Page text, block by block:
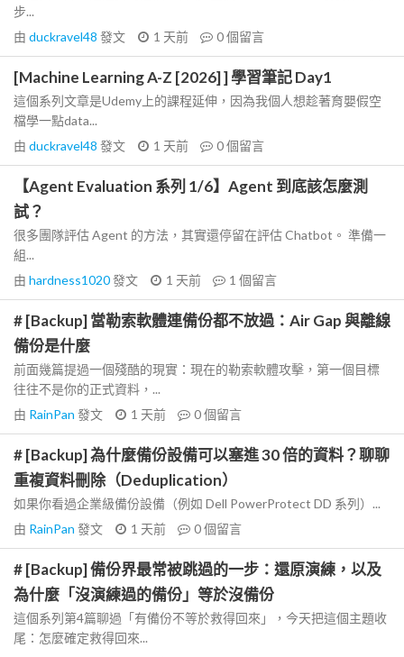
步...
由 duckravel48 發文 1 天前 0個留言
[Machine Learning A-Z [2026] ] 學習筆記 Day1
這個系列文章是Udemy上的課程延伸，因為我個人想趁著育嬰假空
檔學一點data...
由 duckravel48 發文 1 天前 0個留言
【Agent Evaluation 系列 1/6】Agent 到底該怎麼測
試？
很多團隊評估 Agent 的方法，其實還停留在評估 Chatbot。 準備一
組...
由 hardness1020發文 1 天前 1 個留言
# [Backup] 當勒索軟體連備份都不放過：Air Gap 與離線
備份是什麼
前面幾篇提過一個殘酷的現實：現在的勒索軟體攻擊，第一個目標
往往不是你的正式資料，...
由 RainPan 發文 1 天前 0個留言
# [Backup] 為什麼備份設備可以塞進 30 倍的資料？聊聊
重複資料刪除（Deduplication）
如果你看過企業級備份設備（例如 Dell PowerProtect DD 系列）...
由 RainPan 發文 1 天前 0個留言
# [Backup] 備份界最常被跳過的一步：還原演練，以及
為什麼「沒演練過的備份」等於沒備份
這個系列第4篇聊過「有備份不等於救得回來」，今天把這個主題收
尾：怎麼確定救得回來...